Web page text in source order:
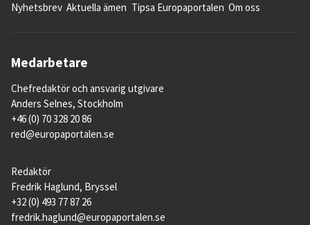
Nyhetsbrev Aktuella ämen Tipsa Europaportalen Om oss
Medarbetare
Chefredaktör och ansvarig utgivare
Anders Selnes, Stockholm
+46 (0) 70 328 20 86
red@europaportalen.se
Redaktör
Fredrik Haglund, Bryssel
+32 (0) 493 77 87 26
fredrik.haglund@europaportalen.se